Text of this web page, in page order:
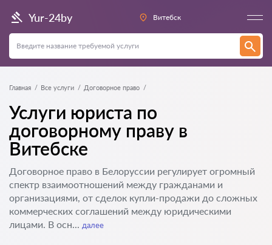
Yur-24by Витебск
Главная Все услуги Договорное право
Услуги юриста по
договорному праву в
Витебске
Договорное право в Белоруссии регулирует огромный
спектр взаимоотношений между гражданами и
организациями, от сделок купли-продажи до сложных
коммерческих соглашений между юридическими
лицами. В осн... далее